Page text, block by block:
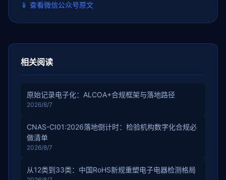
📱 查看微信公众号原文
相关阅读
原始记录电子化：ALCOA+合规框架与落地路径
2026/8/7
CNAS-CI01:2026落地倒计时：检验机构数字化合规必
做清单
2026/8/7
从12类到33类：中国RoHS新规重塑电子电器检测格局